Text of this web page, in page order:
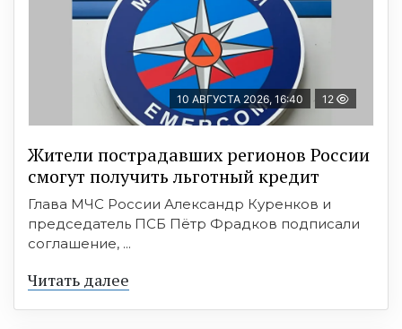
10 АВГУСТА 2026, 16:40 12
Жители пострадавших регионов России
смогут получить льготный кредит
Глава МЧС России Александр Куренков и
председатель ПСБ Пётр Фрадков подписали
соглашение, ...
Читать далее